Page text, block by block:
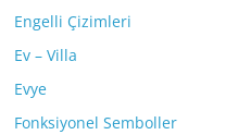
Engelli Çizimleri
Ev – Villa
Evye
Fonksiyonel Semboller